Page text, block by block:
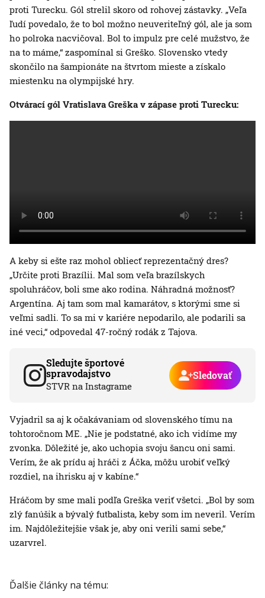
proti Turecku. Gól strelil skoro od rohovej zástavky. „Veľa
ľudí povedalo, že to bol možno neuveriteľný gól, ale ja som
ho polroka nacvičoval. Bol to impulz pre celé mužstvo, že
na to máme,“ zaspomínal si Greško. Slovensko vtedy
skončilo na šampionáte na štvrtom mieste a získalo
miestenku na olympijské hry.
Otvárací gól Vratislava Greška v zápase proti Turecku:
A keby si ešte raz mohol obliecť reprezentačný dres?
„Určite proti Brazílii. Mal som veľa brazílskych
spoluhráčov, boli sme ako rodina. Náhradná možnosť?
Argentína. Aj tam som mal kamarátov, s ktorými sme si
veľmi sadli. To sa mi v kariére nepodarilo, ale podarili sa
iné veci,“ odpovedal 47-ročný rodák z Tajova.
Sledujte športové
spravodajstvo
STVR na Instagrame
Sledovať
Vyjadril sa aj k očakávaniam od slovenského tímu na
tohtoročnom ME. „Nie je podstatné, ako ich vidíme my
zvonka. Dôležité je, ako uchopia svoju šancu oni sami.
Verím, že ak prídu aj hráči z Áčka, môžu urobiť veľký
rozdiel, na ihrisku aj v kabíne.“
Hráčom by sme mali podľa Greška veriť všetci. „Bol by som
zlý fanúšik a bývalý futbalista, keby som im neveril. Verím
im. Najdôležitejšie však je, aby oni verili sami sebe,“
uzarvrel.
Ďalšie články na tému: